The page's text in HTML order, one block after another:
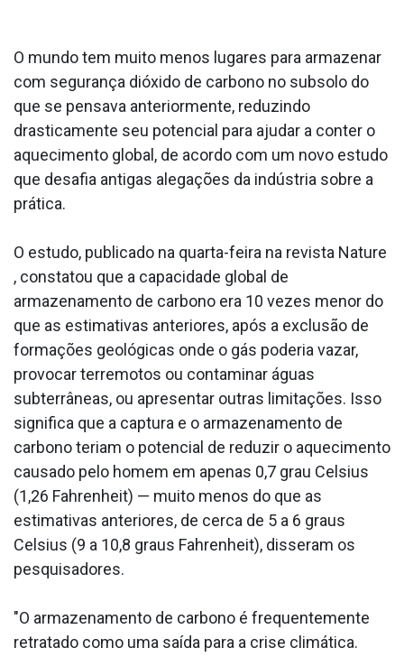
O mundo tem muito menos lugares para armazenar
com segurança dióxido de carbono no subsolo do
que se pensava anteriormente, reduzindo
drasticamente seu potencial para ajudar a conter o
aquecimento global, de acordo com um novo estudo
que desafia antigas alegações da indústria sobre a
prática.
O estudo, publicado na quarta-feira na revista Nature
, constatou que a capacidade global de
armazenamento de carbono era 10 vezes menor do
que as estimativas anteriores, após a exclusão de
formações geológicas onde o gás poderia vazar,
provocar terremotos ou contaminar águas
subterrâneas, ou apresentar outras limitações. Isso
significa que a captura e o armazenamento de
carbono teriam o potencial de reduzir o aquecimento
causado pelo homem em apenas 0,7 grau Celsius
(1,26 Fahrenheit) — muito menos do que as
estimativas anteriores, de cerca de 5 a 6 graus
Celsius (9 a 10,8 graus Fahrenheit), disseram os
pesquisadores.
"O armazenamento de carbono é frequentemente
retratado como uma saída para a crise climática.